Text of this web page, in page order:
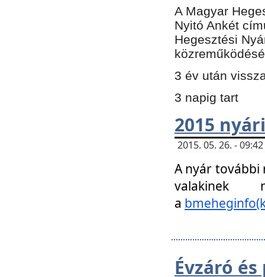
A Magyar
Nyitó Ankét
Hegesztési
3 év után
3 napig tart
2015
2015. 05. 26. -
A nyár további
a
Évzáró